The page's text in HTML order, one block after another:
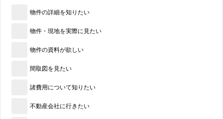
物件の詳細を知りたい
物件・現地を実際に見たい
物件の資料が欲しい
間取図を見たい
諸費用について知りたい
不動産会社に行きたい